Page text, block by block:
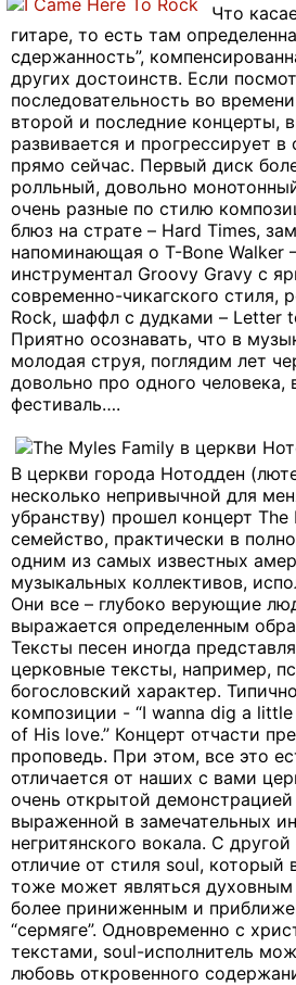
Что
гитаре, то есть там
сдержанность”,
других достоинств. Если
последовательность во
второй и последние концерты,
развивается и прогрессирует в
прямо сейчас. Первый диск
ролльный, довольно
очень разные по стилю
блюз на страте – Hard Times,
напоминающая о T-Bone Walker
инструментал Groovy Gravy с
современно-чикагского стиля,
Rock, шаффл с дудками – Letter
Приятно осознавать, что в
молодая струя, поглядим лет
довольно про одного человека,
фестиваль….
В церкви города Нотодден
несколько непривычной для
убранству) прошел концерт The
семейство, практически в
одним из самых известных
музыкальных коллективов,
Они все – глубоко верующие
выражается определенным
Тексты песен иногда
церковные тексты, например,
богословский характер.
композиции - “I wanna dig a
of His love.” Концерт отчасти
проповедь. При этом, все это
отличается от наших с вами
очень открытой демонстрацией
выраженной в замечательных
негритянского вокала. С
отличие от стиля soul, который
тоже может являться духовным
более приниженным и
“сермяге”. Одновременно с
текстами, soul-исполнитель
любовь откровенного